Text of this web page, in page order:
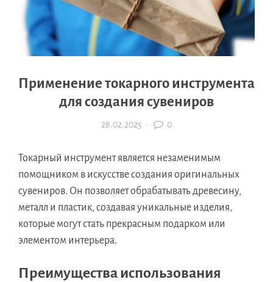
Применение токарного инструмента
для создания сувениров
28.02.2025 · 0
Токарный инструмент является незаменимым
помощником в искусстве создания оригинальных
сувениров. Он позволяет обрабатывать древесину,
металл и пластик, создавая уникальные изделия,
которые могут стать прекрасным подарком или
элементом интерьера.
Преимущества использования